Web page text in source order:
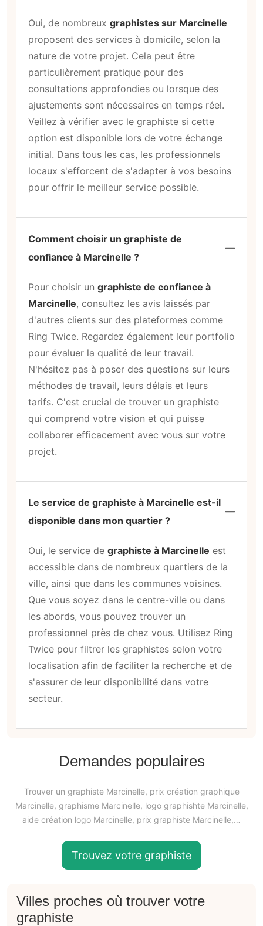
Oui, de nombreux graphistes sur Marcinelle
proposent des services à domicile, selon la
nature de votre projet. Cela peut être
particulièrement pratique pour des
consultations approfondies ou lorsque des
ajustements sont nécessaires en temps réel.
Veillez à vérifier avec le graphiste si cette
option est disponible lors de votre échange
initial. Dans tous les cas, les professionnels
locaux s'efforcent de s'adapter à vos besoins
pour offrir le meilleur service possible.
Comment choisir un graphiste de
confiance à Marcinelle ?
Pour choisir un graphiste de confiance à
Marcinelle, consultez les avis laissés par
d'autres clients sur des plateformes comme
Ring Twice. Regardez également leur portfolio
pour évaluer la qualité de leur travail.
N'hésitez pas à poser des questions sur leurs
méthodes de travail, leurs délais et leurs
tarifs. C'est crucial de trouver un graphiste
qui comprend votre vision et qui puisse
collaborer efficacement avec vous sur votre
projet.
Le service de graphiste à Marcinelle est-il
disponible dans mon quartier ?
Oui, le service de graphiste à Marcinelle est
accessible dans de nombreux quartiers de la
ville, ainsi que dans les communes voisines.
Que vous soyez dans le centre-ville ou dans
les abords, vous pouvez trouver un
professionnel près de chez vous. Utilisez Ring
Twice pour filtrer les graphistes selon votre
localisation afin de faciliter la recherche et de
s'assurer de leur disponibilité dans votre
secteur.
Demandes populaires
Trouver un graphiste Marcinelle, prix création graphique
Marcinelle, graphisme Marcinelle, logo graphishte Marcinelle,
aide création logo Marcinelle, prix graphiste Marcinelle,…
Trouvez votre graphiste
Villes proches où trouver votre
graphiste